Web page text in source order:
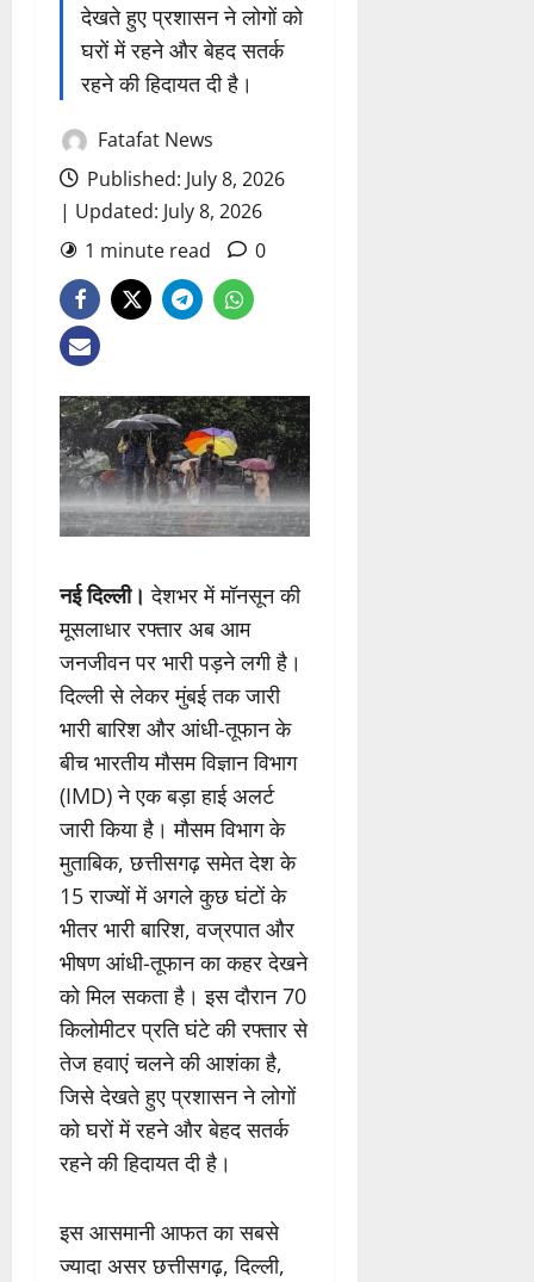
देखते हुए प्रशासन ने लोगों को
घरों में रहने और बेहद सतर्क
रहने की हिदायत दी है।
Fatafat News
Published: July 8, 2026
| Updated: July 8, 2026
1 minute read
0
नई दिल्ली। देशभर में मॉनसून की
मूसलाधार रफ्तार अब आम
जनजीवन पर भारी पड़ने लगी है।
दिल्ली से लेकर मुंबई तक जारी
भारी बारिश और आंधी-तूफान के
बीच भारतीय मौसम विज्ञान विभाग
(IMD) ने एक बड़ा हाई अलर्ट
जारी किया है। मौसम विभाग के
मुताबिक, छत्तीसगढ़ समेत देश के
15 राज्यों में अगले कुछ घंटों के
भीतर भारी बारिश, वज्रपात और
भीषण आंधी-तूफान का कहर देखने
को मिल सकता है। इस दौरान 70
किलोमीटर प्रति घंटे की रफ्तार से
तेज हवाएं चलने की आशंका है,
जिसे देखते हुए प्रशासन ने लोगों
को घरों में रहने और बेहद सतर्क
रहने की हिदायत दी है।
इस आसमानी आफत का सबसे
ज्यादा असर छत्तीसगढ़, दिल्ली,